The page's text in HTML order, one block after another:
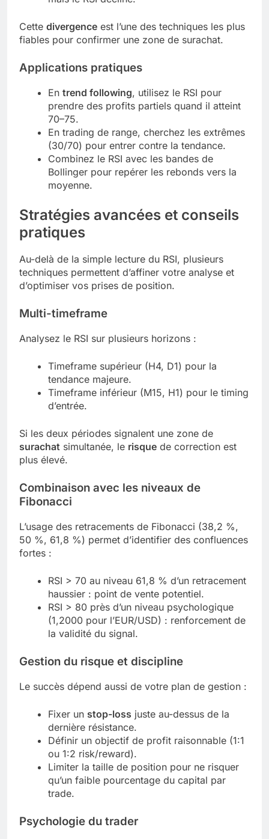
Cette divergence est l’une des techniques les plus
fiables pour confirmer une zone de surachat.
Applications pratiques
En trend following, utilisez le RSI pour
prendre des profits partiels quand il atteint
70–75.
En trading de range, cherchez les extrêmes
(30/70) pour entrer contre la tendance.
Combinez le RSI avec les bandes de
Bollinger pour repérer les rebonds vers la
moyenne.
Stratégies avancées et conseils
pratiques
Au-delà de la simple lecture du RSI, plusieurs
techniques permettent d’affiner votre analyse et
d’optimiser vos prises de position.
Multi-timeframe
Analysez le RSI sur plusieurs horizons :
Timeframe supérieur (H4, D1) pour la
tendance majeure.
Timeframe inférieur (M15, H1) pour le timing
d’entrée.
Si les deux périodes signalent une zone de
surachat simultanée, le risque de correction est
plus élevé.
Combinaison avec les niveaux de
Fibonacci
L’usage des retracements de Fibonacci (38,2 %,
50 %, 61,8 %) permet d’identifier des confluences
fortes :
RSI > 70 au niveau 61,8 % d’un retracement
haussier : point de vente potentiel.
RSI > 80 près d’un niveau psychologique
(1,2000 pour l’EUR/USD) : renforcement de
la validité du signal.
Gestion du risque et discipline
Le succès dépend aussi de votre plan de gestion :
Fixer un stop-loss juste au-dessus de la
dernière résistance.
Définir un objectif de profit raisonnable (1:1
ou 1:2 risk/reward).
Limiter la taille de position pour ne risquer
qu’un faible pourcentage du capital par
trade.
Psychologie du trader